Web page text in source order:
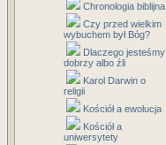
Chronologia biblijna
Czy przed wielkim
wybuchem był Bóg?
Dlaczego jesteśmy
dobrzy albo źli
Karol Darwin o
religii
Kościół a ewolucja
Kościół a
uniwersytety